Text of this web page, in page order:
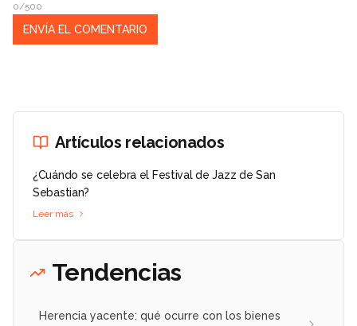
0/500
Artículos relacionados
¿Cuándo se celebra el Festival de Jazz de San
Sebastian?
Leer más
Tendencias
Herencia yacente: qué ocurre con los bienes